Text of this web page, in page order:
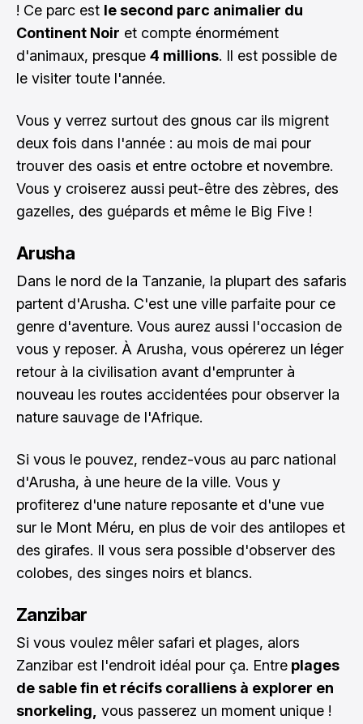
! Ce parc est le second parc animalier du
Continent Noir et compte énormément
d'animaux, presque 4 millions. Il est possible de
le visiter toute l'année.
Vous y verrez surtout des gnous car ils migrent
deux fois dans l'année : au mois de mai pour
trouver des oasis et entre octobre et novembre.
Vous y croiserez aussi peut-être des zèbres, des
gazelles, des guépards et même le Big Five !
Arusha
Dans le nord de la Tanzanie, la plupart des safaris
partent d'Arusha. C'est une ville parfaite pour ce
genre d'aventure. Vous aurez aussi l'occasion de
vous y reposer. À Arusha, vous opérerez un léger
retour à la civilisation avant d'emprunter à
nouveau les routes accidentées pour observer la
nature sauvage de l'Afrique.
Si vous le pouvez, rendez-vous au parc national
d'Arusha, à une heure de la ville. Vous y
profiterez d'une nature reposante et d'une vue
sur le Mont Méru, en plus de voir des antilopes et
des girafes. Il vous sera possible d'observer des
colobes, des singes noirs et blancs.
Zanzibar
Si vous voulez mêler safari et plages, alors
Zanzibar est l'endroit idéal pour ça. Entre plages
de sable fin et récifs coralliens à explorer en
snorkeling, vous passerez un moment unique !